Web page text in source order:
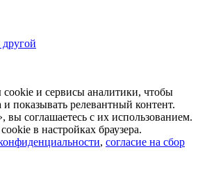
и сервисы аналитики, чтобы
и показывать релевантный контент.
соглашаетесь с их использованием.
в настройках браузера.
, согласие на сбор